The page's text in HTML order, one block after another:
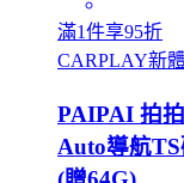
滿1件享95折
CARPLAY新
PAIPAI 拍
Auto導航